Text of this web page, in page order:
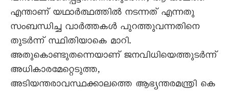
എന്താണ് യഥാർത്ഥത്തിൽ നടന്നത് എന്നതു
സംബന്ധിച്ച വാർത്തകൾ പുറത്തുവന്നതിനെ
തുടർന്ന് സ്ഥിതിയാകെ മാറി.
അതുകൊണ്ടുതന്നെയാണ് ജനവിധിയെത്തുടർന്ന്
അധികാരമേറ്റെടുത്ത,
അടിയന്തരാവസ്ഥക്കാലത്തെ ആഭ്യന്തരമന്ത്രി കെ